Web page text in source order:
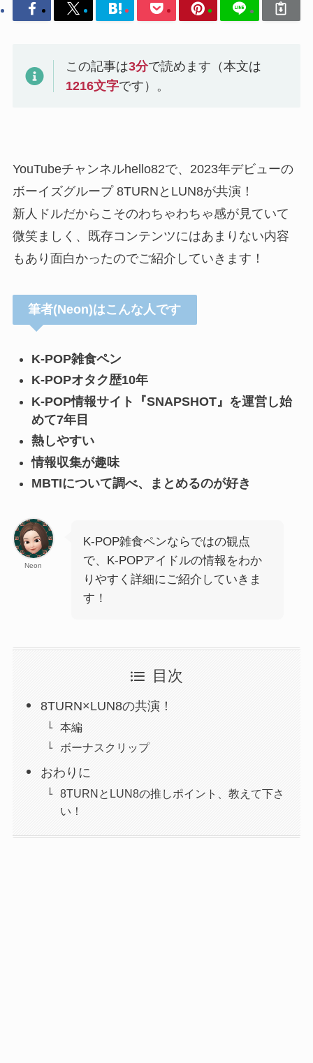
この記事は3分で読めます（本文は
1216文字です）。
YouTubeチャンネルhello82で、2023年デビューの
ボーイズグループ 8TURNとLUN8が共演！
新人ドルだからこそのわちゃわちゃ感が見ていて
微笑ましく、既存コンテンツにはあまりない内容
もあり面白かったのでご紹介していきます！
筆者(Neon)はこんな人です
K-POP雑食ペン
K-POPオタク歴10年
K-POP情報サイト『SNAPSHOT』を運営し始
めて7年目
熱しやすい
情報収集が趣味
MBTIについて調べ、まとめるのが好き
Neon
K-POP雑食ペンならではの観点
で、K-POPアイドルの情報をわか
りやすく詳細にご紹介していきま
す！
目次
8TURN×LUN8の共演！
本編
ボーナスクリップ
おわりに
8TURNとLUN8の推しポイント、教えて下さ
い！